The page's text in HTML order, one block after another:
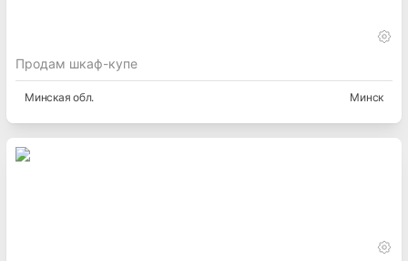
Продам шкаф-купе
Минская обл. Минск